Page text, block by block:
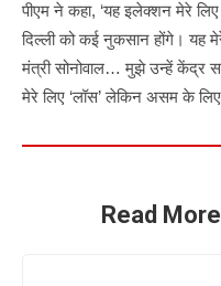
पीएम ने कहा, ‘यह इलेक्शन मेरे
दिल्ली को कई नुकसान होंगे। यह
मंत्री सोनोवाल… मुझे उन्‍हें केंद्र
मेरे लिए ‘लॉस’ लेकिन असम के लिए
Read